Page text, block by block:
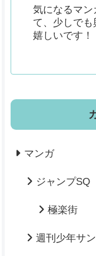
気になるマン
て、少しで
嬉しいです！
マンガ
ジャンプSQ
極楽街
週刊少年サ